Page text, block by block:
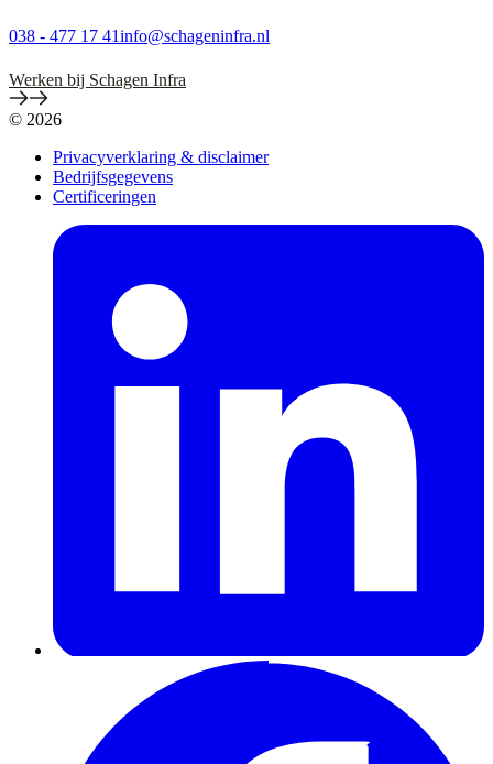
038 - 477 17 41info@schageninfra.nl
Werken bij Schagen Infra
© 2026
Privacyverklaring & disclaimer
Bedrijfsgegevens
Certificeringen